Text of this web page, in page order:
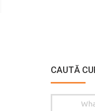
CAUTĂ
Search